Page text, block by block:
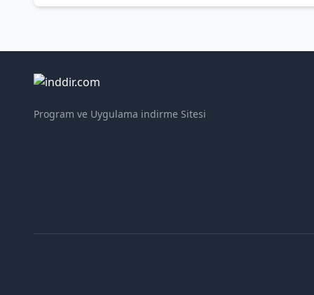
Program ve Uygulama indirme Sitesi